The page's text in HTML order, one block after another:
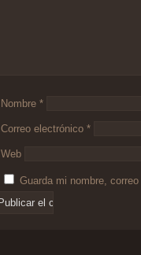
Nombre *
Correo electrónico *
Web
Guarda mi nombre,